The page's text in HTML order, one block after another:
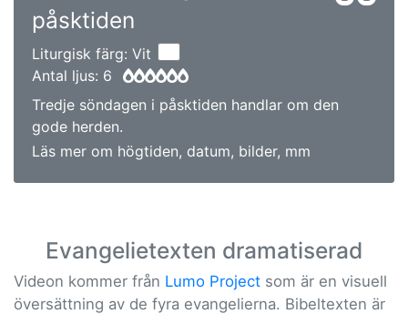
påsktiden
Liturgisk färg: Vit
Antal ljus: 6
Tredje söndagen i påsktiden handlar om den
gode herden.
Läs mer om högtiden, datum, bilder, mm
Evangelietexten dramatiserad
Videon kommer från Lumo Project som är en visuell
översättning av de fyra evangelierna. Bibeltexten är